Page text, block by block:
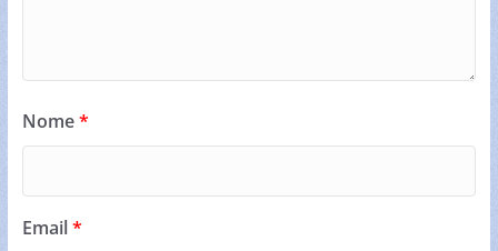
Nome*
Email*